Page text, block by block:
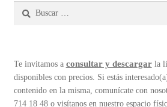
Te invitamos a consultar y descargarla
disponibles con precios. Si estás
contenido en la misma, comunícate con
714 18 48 o visítanos en nuestro espacio